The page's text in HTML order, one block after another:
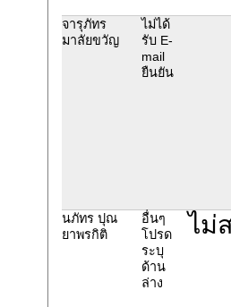
จารุภัทร
มาลัยขวัญ
ไม่ได้
รับ E-
mail
ยืนยัน
นภัทร ปุณ
ยาพรกิติ
อื่นๆ
โปรด
ระบุ
ด้าน
ล่าง
ไม่